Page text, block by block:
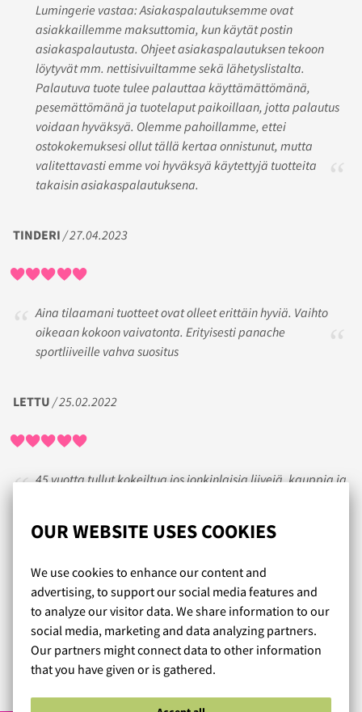
OUR WEBSITE USES COOKIES
We use cookies to enhance our content and
advertising, to support our social media features and
to analyze our visitor data. We share information to our
social media, marketing and data analyzing partners.
Our partners might connect data to other information
that you have given or is gathered.
Lumingerie vastaa: Asiakaspalautuksemme ovat
asiakkaillemme maksuttomia, kun käytät postin
asiakaspalautusta. Ohjeet asiakaspalautuksen tekoon
löytyvät mm. nettisivuiltamme sekä lähetyslistalta.
Palautuva tuote tulee palauttaa käyttämättömänä,
pesemättömänä ja tuotelaput paikoillaan, jotta palautus
voidaan hyväksyä. Olemme pahoillamme, ettei
ostokokemuksesi ollut tällä kertaa onnistunut, mutta
valitettavasti emme voi hyväksyä käytettyjä tuotteita
takaisin asiakaspalautuksena.
TINDERI / 27.04.2023
Aina tilaamani tuotteet ovat olleet erittäin hyviä. Vaihto
oikeaan kokoon vaivatonta. Erityisesti panache
sportliiveille vahva suositus
LETTU / 25.02.2022
45 vuotta tullut kokeiltua jos jonkinlaisia liivejä, kauppja ja
joka suositteli minulle Lumingerien valikoimaa.
villejäkin kuoseja ja riittävästi kokoja aina sinne O/95 asti,
niin se olis huippua. Samoin noissa urheiluliiveissä voisi olla
O/95 tarjolla.
Palvelu saa täyden kympin ja noi sydämet päälle.